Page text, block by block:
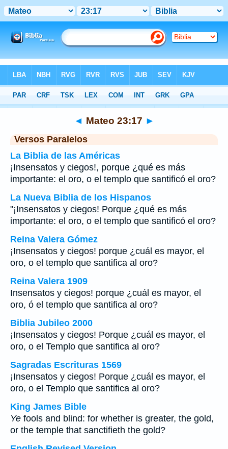
>Mateo > Capítulo 23> Verso 17
◄ Mateo 23:17 ►
Versos Paralelos
La Biblia de las Américas
¡Insensatos y ciegos!, porque ¿qué es más
importante: el oro, o el templo que santificó el oro?
La Nueva Biblia de los Hispanos
"¡Insensatos y ciegos! Porque ¿qué es más
importante: el oro, o el templo que santificó el oro?
Reina Valera Gómez
¡Insensatos y ciegos! porque ¿cuál es mayor, el
oro, o el templo que santifica al oro?
Reina Valera 1909
Insensatos y ciegos! porque ¿cuál es mayor, el
oro, ó el templo que santifica al oro?
Biblia Jubileo 2000
¡Insensatos y ciegos! Porque ¿cuál es mayor, el
oro, o el Templo que santifica al oro?
Sagradas Escrituras 1569
¡Insensatos y ciegos! Porque ¿cuál es mayor, el
oro, o el Templo que santifica al oro?
King James Bible
Ye fools and blind: for whether is greater, the gold,
or the temple that sanctifieth the gold?